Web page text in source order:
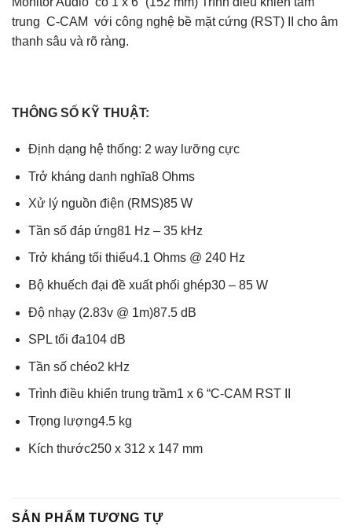
trung C-CAM với công nghệ bề mặt cứng (RST) II cho âm
thanh sâu và rõ ràng.
THÔNG SỐ KỸ THUẬT:
Định dạng hệ thống: 2 way lưỡng cực
Trở kháng danh nghĩa8 Ohms
Xử lý nguồn điện (RMS)85 W
Tần số đáp ứng81 Hz – 35 kHz
Trở kháng tối thiểu4.1 Ohms @ 240 Hz
Bộ khuếch đại đề xuất phối ghép30 – 85 W
Độ nhạy (2.83v @ 1m)87.5 dB
SPL tối đa104 dB
Tần số chéo2 kHz
Trình điều khiển trung trầm1 x 6 “C-CAM RST II
Trọng lượng4.5 kg
Kích thước250 x 312 x 147 mm
SẢN PHẨM TƯƠNG TỰ